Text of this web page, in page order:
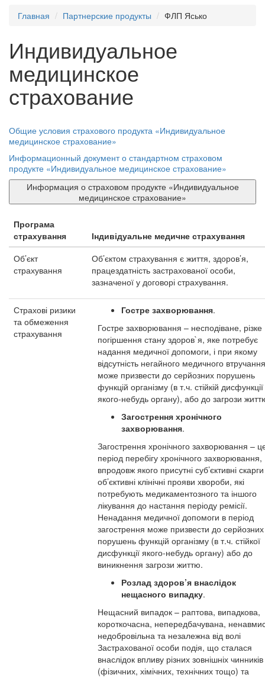
Главная
Партнерские продукты ФЛП Ясько
Индивидуальное
медицинское
страхование
Общие условия страхового продукта «Индивидуальное
медицинское страхование»
Информационный документ о стандартном страховом
продукте «Индивидуальное медицинское страхование»
Информация о страховом продукте «Индивидуальное
медицинское страхование»
Програма
страхування
Індивідуальне медичне страхування
Об’єкт
страхування
Об’єктом страхування є життя, здоров’я,
працездатність застрахованої особи,
зазначеної у договорі страхування.
Страхові ризики
та обмеження
страхування
Гостре захворювання.
Гостре захворювання – несподіване, різке
погіршення стану здоров`я, яке потребує
надання медичної допомоги, і при якому
відсутність негайного медичного втручання
може призвести до серйозних порушень
функцій організму (в т.ч. стійкій дисфункції
якого-небудь органу), або до загрози
Загострення хронічного
захворювання.
Загострення хронічного захворювання –
період перебігу хронічного захворювання,
впродовж якого присутні суб’єктивні
об’єктивні клінічні прояви хвороби, які
потребують медикаментозного та іншого
лікування до настання періоду ремісії.
Ненадання медичної допомоги в період
загострення може призвести до серйозних
порушень функцій організму (в т.ч. стійкої
дисфункції якого-небудь органу) або до
виникнення загрози життю.
Розлад здоров’я внаслідок
нещасного випадку.
Нещасний випадок – раптова, випадкова,
короткочасна, непередбачувана,
недобровільна та незалежна від волі
Застрахованої особи подія, що сталася
внаслідок впливу різних зовнішніх чинників
(фізичних, хімічних, технічних тощо) та